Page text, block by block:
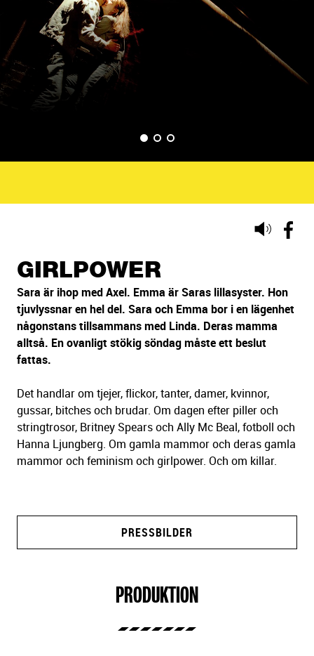
p
e
l
BILD 1
BILD 2BILD 3
Lyssna
GIRLPOWER
Sara är ihop med Axel. Emma är Saras lillasyster. Hon
tjuvlyssnar en hel del. Sara och Emma bor i en lägenhet
någonstans tillsammans med Linda. Deras mamma
alltså. En ovanligt stökig söndag måste ett beslut
fattas.
Det handlar om tjejer, flickor, tanter, damer, kvinnor,
gussar, bitches och brudar. Om dagen efter piller och
stringtrosor, Britney Spears och Ally Mc Beal, fotboll och
Hanna Ljungberg. Om gamla mammor och deras gamla
mammor och feminism och girlpower. Och om killar.
PRESSBILDER
PRODUKTION